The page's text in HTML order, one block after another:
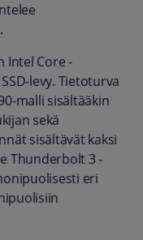
Intel Core -
levy. Tietoturva
malli sisältääkin
sekä
sisältävät kaksi
Thunderbolt 3 -
eri